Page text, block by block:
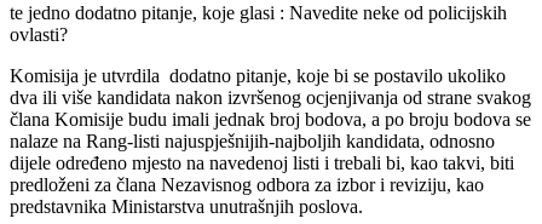
te jedno dodatno pitanje, koje glasi : Navedite neke od policijskih
ovlasti?
Komisija je utvrdila dodatno pitanje, koje bi se postavilo ukoliko
dva ili više kandidata nakon izvršenog ocjenjivanja od strane svakog
člana Komisije budu imali jednak broj bodova, a po broju bodova se
nalaze na Rang-listi najuspješnijih-najboljih kandidata, odnosno
dijele određeno mjesto na navedenoj listi i trebali bi, kao takvi, biti
predloženi za člana Nezavisnog odbora za izbor i reviziju, kao
predstavnika Ministarstva unutrašnjih poslova.